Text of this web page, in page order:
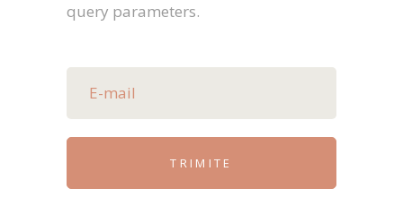
query parameters.
TRIMITE